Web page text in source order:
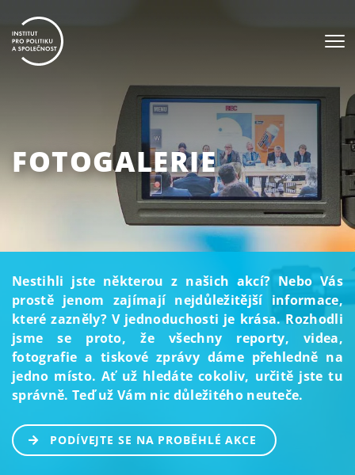
FOTOGALERIE
Nestihli jste některou z našich akcí? Nebo Vás
prostě jenom zajímají nejdůležitější informace,
které zazněly? V jednoduchosti je krása. Rozhodli
jsme se proto, že všechny reporty, videa,
fotografie a tiskové zprávy dáme přehledně na
jedno místo. Ať už hledáte cokoliv, určitě jste tu
správně. Teď už Vám nic důležitého neuteče.
PODÍVEJTE SE NA PROBĚHLÉ AKCE